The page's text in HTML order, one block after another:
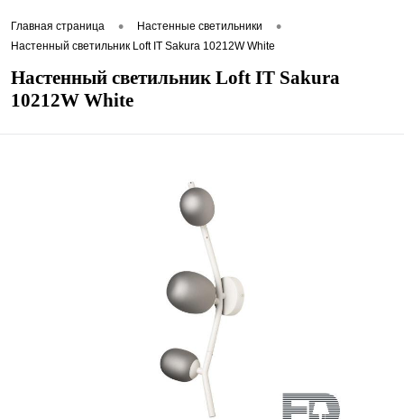
Главная страница • Настенные светильники •
Настенный светильник Loft IT Sakura 10212W White
Настенный светильник Loft IT Sakura
10212W White